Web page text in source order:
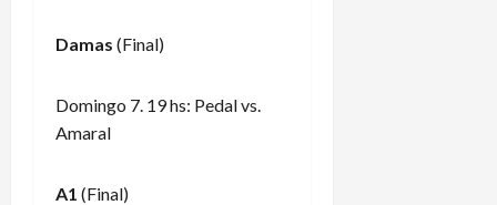
Damas (Final)
Domingo 7. 19 hs: Pedal vs.
Amaral
A1 (Final)